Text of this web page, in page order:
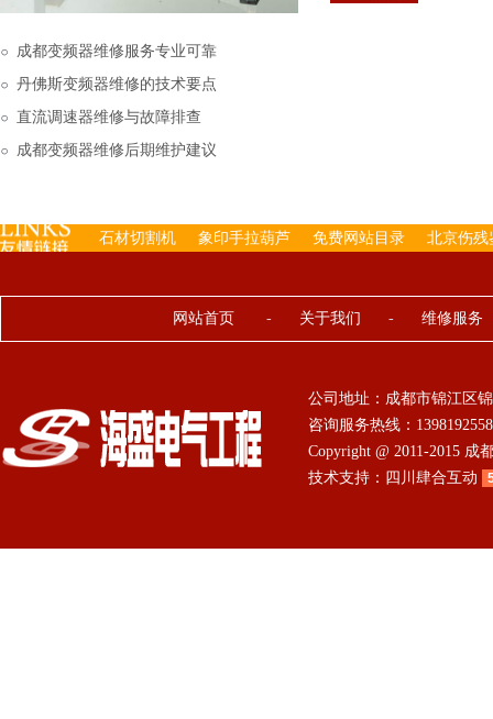
下来的，机内已经存有
成都变频器维修服务专业可靠
丹佛斯变频器维修的技术要点
直流调速器维修与故障排查
成都变频器维修后期维护建议
石材切割机 象印手拉葫芦 免费网站目录 北京伤残
网站首页 - 关于我们 - 维修服务
公司地址：成都市锦江区
咨询服务热线：
Copyright @ 2011-2015
技术支持： 四川肆合互动